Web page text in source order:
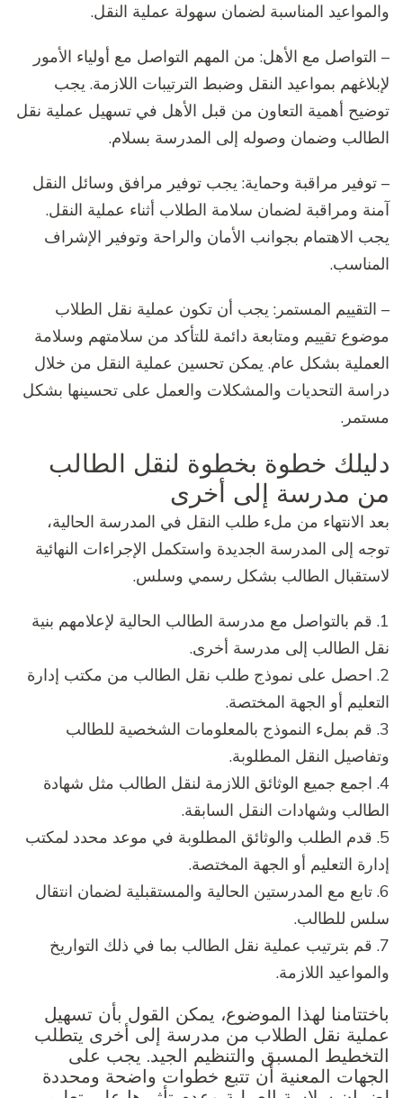
والمواعيد المناسبة لضمان سهولة عملية النقل.
– التواصل مع الأهل: من المهم التواصل مع أولياء الأمور
لإبلاغهم بمواعيد النقل وضبط الترتيبات اللازمة. يجب
توضيح أهمية التعاون من قبل الأهل في تسهيل عملية نقل
الطالب وضمان وصوله إلى المدرسة بسلام.
– توفير مراقبة وحماية: يجب توفير مرافق وسائل النقل
آمنة ومراقبة لضمان سلامة الطلاب أثناء عملية النقل.
يجب الاهتمام بجوانب الأمان والراحة وتوفير الإشراف
المناسب.
– التقييم المستمر: يجب أن تكون عملية نقل الطلاب
موضوع تقييم ومتابعة دائمة للتأكد من سلامتهم وسلامة
العملية بشكل عام. يمكن تحسين عملية النقل من خلال
دراسة التحديات والمشكلات والعمل على تحسينها بشكل
مستمر.
دليلك خطوة بخطوة لنقل الطالب
من مدرسة إلى أخرى
بعد الانتهاء من ملء طلب النقل في المدرسة الحالية،
توجه إلى المدرسة الجديدة واستكمل الإجراءات النهائية
لاستقبال الطالب بشكل رسمي وسلس.
1. قم بالتواصل مع مدرسة الطالب الحالية لإعلامهم بنية
نقل الطالب إلى مدرسة أخرى.
2. احصل على نموذج طلب نقل الطالب من مكتب إدارة
التعليم أو الجهة المختصة.
3. قم بملء النموذج بالمعلومات الشخصية للطالب
وتفاصيل النقل المطلوبة.
4. اجمع جميع الوثائق اللازمة لنقل الطالب مثل شهادة
الطالب وشهادات النقل السابقة.
5. قدم الطلب والوثائق المطلوبة في موعد محدد لمكتب
إدارة التعليم أو الجهة المختصة.
6. تابع مع المدرستين الحالية والمستقبلية لضمان انتقال
سلس للطالب.
7. قم بترتيب عملية نقل الطالب بما في ذلك التواريخ
والمواعيد اللازمة.
باختتامنا لهذا الموضوع، يمكن القول بأن تسهيل
عملية نقل الطلاب من مدرسة إلى أخرى يتطلب
التخطيط المسبق والتنظيم الجيد. يجب على
الجهات المعنية أن تتبع خطوات واضحة ومحددة